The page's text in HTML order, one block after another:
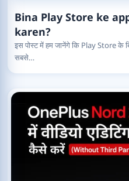
Bina Play Store ke
karen?
इस पोस्ट में हम जानेंगे कि Play Store
सबसे…